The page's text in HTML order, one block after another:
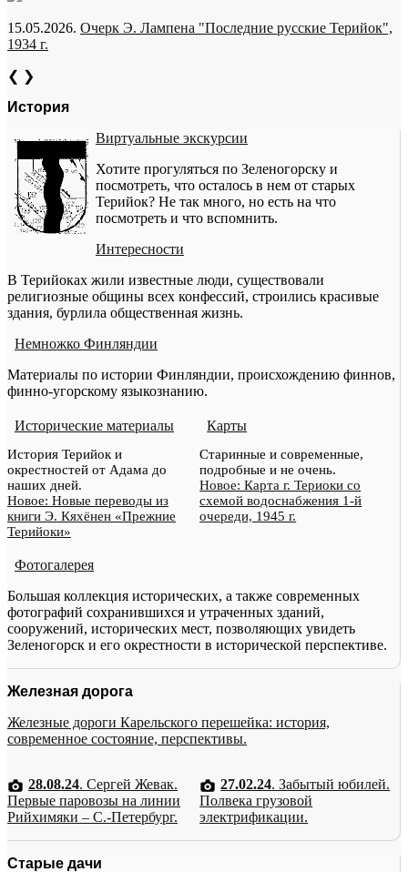
15.05.2026. Очерк Э. Лампена "Последние русские Терийок",
1934 г.
❮ ❯
История
Виртуальные экскурсии
Хотите прогуляться по Зеленогорску и
посмотреть, что осталось в нем от старых
Терийок? Не так много, но есть на что
посмотреть и что вспомнить.
Интересности
В Терийоках жили известные люди, существовали
религиозные общины всех конфессий, строились красивые
здания, бурлила общественная жизнь.
Немножко Финляндии
Материалы по истории Финляндии, происхождению финнов,
финно-угорскому языкознанию.
Исторические материалы
История Терийок и
окрестностей от Адама до
наших дней.
Новое: Новые переводы из
книги Э. Кяхёнен «Прежние
Терийоки»
Карты
Старинные и современные,
подробные и не очень.
Новое: Карта г. Териоки со
схемой водоснабжения 1-й
очереди, 1945 г.
Фотогалерея
Большая коллекция исторических, а также современных
фотографий сохранившихся и утраченных зданий,
сооружений, исторических мест, позволяющих увидеть
Зеленогорск и его окрестности в исторической перспективе.
Железная дорога
Железные дороги Карельского перешейка: история,
современное состояние, перспективы.
28.08.24. Сергей Жевак.
Первые паровозы на линии
Рийхимяки – С.-Петербург.
27.02.24. Забытый юбилей.
Полвека грузовой
электрификации.
Старые дачи